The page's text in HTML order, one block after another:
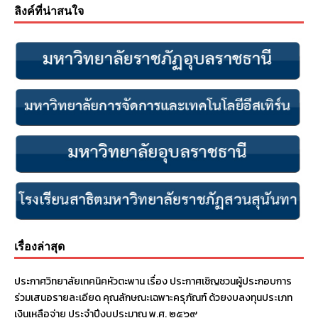
ลิงค์ที่น่าสนใจ
เรื่องล่าสุด
ประกาศวิทยาลัยเทคนิคหัวตะพาน เรื่อง ประกาศเชิญชวนผู้ประกอบการ
ร่วมเสนอรายละเอียด คุณลักษณะเฉพาะครุภัณฑ์ ด้วยงบลงทุนประเภท
เงินเหลือจ่าย ประจําปีงบประมาณ พ.ศ. ๒๕๖๙